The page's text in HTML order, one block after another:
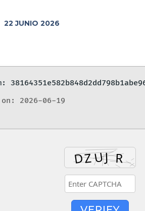
22 JUNIO 2026
on: 2026-06-19